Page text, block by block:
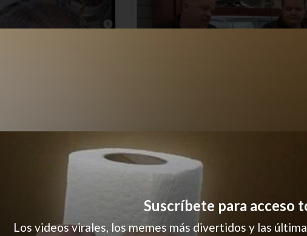
Suscríbete para acceso
Los videos virales, los memes más divertidos y las